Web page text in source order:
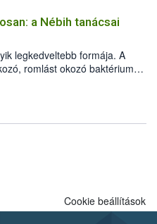
a károsító elleni további
kis kiszerelésben kiskerti
ökológiai termesztésben is
a Nébih tanácsai
legkedveltebb formája. A
romlást okozó baktériumok
A szabadtéri sütögetés
technikáról szól: legalább
hőkezelés, valamint a
Programja összegyűjtötte a
Cookie beállítások